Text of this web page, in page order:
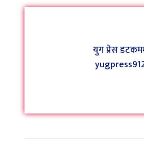
युग प्रेस